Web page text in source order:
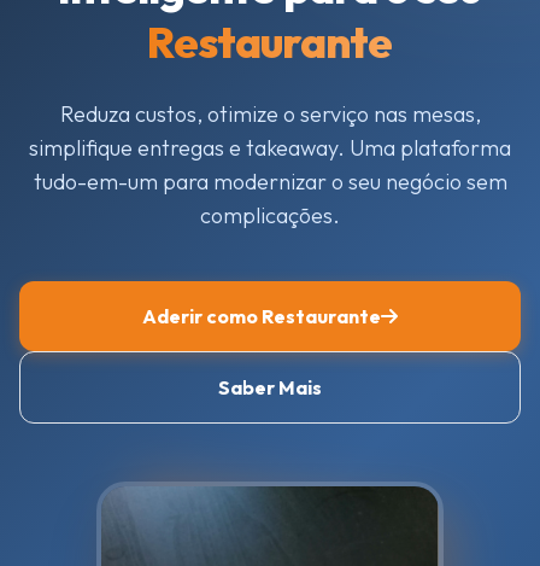
Restaurante
Reduza custos, otimize o serviço nas mesas,
simplifique entregas e takeaway. Uma plataforma
tudo-em-um para modernizar o seu negócio sem
complicações.
Aderir como Restaurante
Saber Mais